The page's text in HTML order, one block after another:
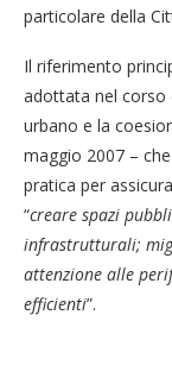
particolare della
Il riferimento
adottata nel corso
urbano e la
maggio 2007 –
pratica per
“creare spazi
infrastrutturali;
attenzione alle
efficienti”.